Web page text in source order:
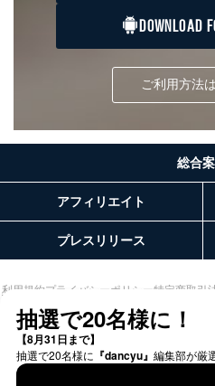
ｅメー
ス、キ
るご案
採用応募者の方の
採用選
当社の従業者の個
人事、
6
パートナー（提携
等をご利用の方の
購入商
提携企
サービ
SNS公式アカウン
の個人情報
当社の
よびそ
質向上
その他
ー等に
ため
DOWNLOAD
ご利用方法
総合
アフィリエイト
プレスリリース
利用規約プライバシーポリシー 特定商取引